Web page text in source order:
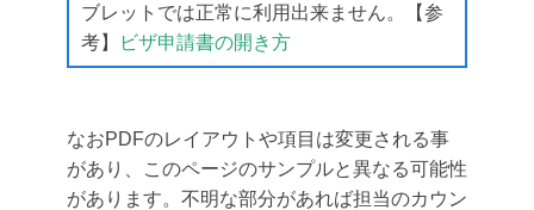
ブレットでは正常に利用出来ません。【参
考】
ビザ申請書の開き方
なおPDFのレイアウトや項目は変更される事
があり、このページのサンプルと異なる可能性
があります。不明な部分があれば担当のカウン